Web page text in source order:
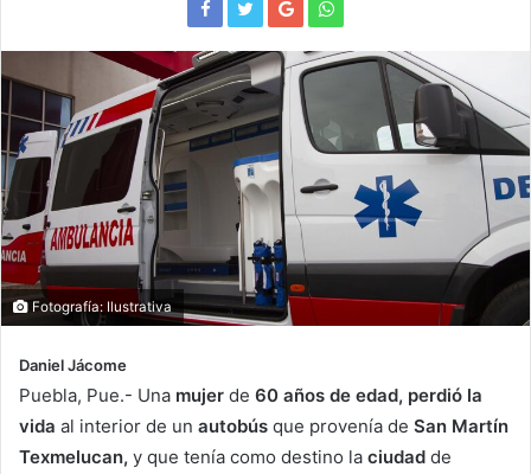
Fotografía: Ilustrativa
Daniel Jácome
Puebla, Pue.- Una mujer de 60 años de edad, perdió la
vida al interior de un autobús que provenía de San Martín
Texmelucan, y que tenía como destino la ciudad de